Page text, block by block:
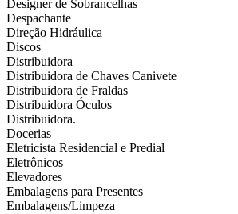
Designer de Sobrancelhas
Despachante
Direção Hidráulica
Discos
Distribuidora
Distribuidora de Chaves Canivete
Distribuidora de Fraldas
Distribuidora Óculos
Distribuidora.
Docerias
Eletricista Residencial e Predial
Eletrônicos
Elevadores
Embalagens para Presentes
Embalagens/Limpeza